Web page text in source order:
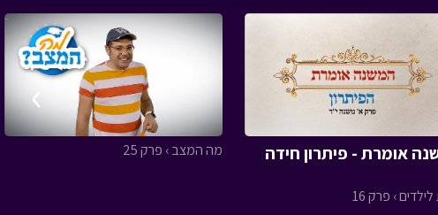
זום ערב יום כיפור תשפו
- עם טוביה
אומרת - פיתרון חידה
› פרק 16
מה המצב › פרק 25
›